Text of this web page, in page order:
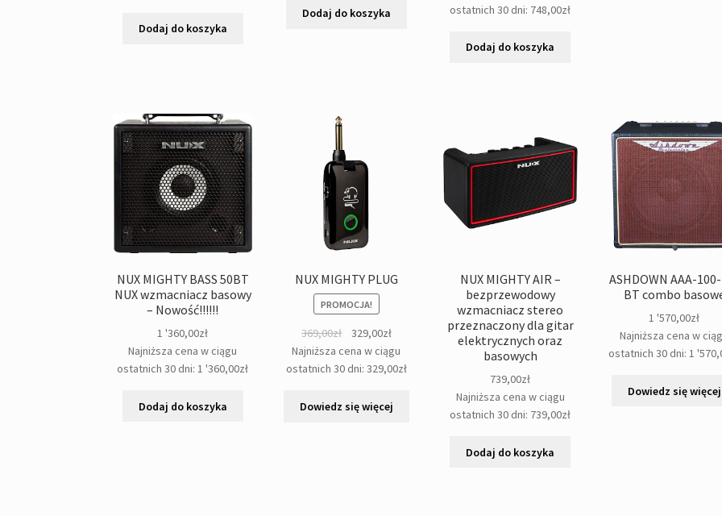
Dodaj do koszyka
Dodaj do koszyka
wynosiła:wynosi:
ostatnich 30 dni: 748,00zł
Dodaj do koszyka
NUX MIGHTY BASS 50BT
NUX wzmacniacz basowy
– Nowość!!!!!!
1 '360,00zł
Najniższa cena w ciągu
ostatnich 30 dni:1 '360,00zł
Dodaj do koszyka
NUX MIGHTY PLUG
PROMOCJA!
369,00zł
Pierwotna
cena
wynosiła:
329,00złAktualna
cena
wynosi:
Najniższa cena w ciągu
ostatnich 30 dni: 329,00zł
Dowiedz się więcej
NUX MIGHTY AIR –
bezprzewodowy
wzmacniacz stereo
przeznaczony dla gitar
elektrycznych oraz
basowych
739,00zł
Najniższa cena w ciągu
ostatnich 30 dni: 739,00zł
Dodaj do koszyka
ASHDOWN AAA-
BT combo
1 '570,00zł
Najniższa cena w
ostatnich 30 dni: 1
Dowiedz się więcej